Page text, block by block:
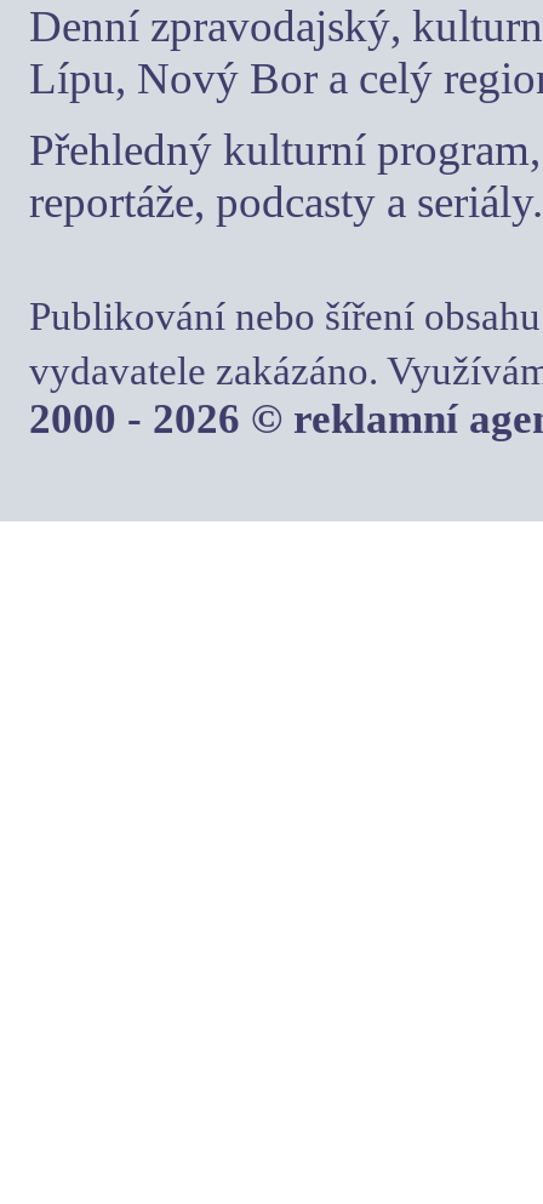
Denní zpravodajský,
Lípu, Nový Bor a celý
Přehledný kulturní
reportáže, podcasty a seriály.
Publikování nebo šíření
vydavatele zakázáno.
2000 - 2026 © reklamní